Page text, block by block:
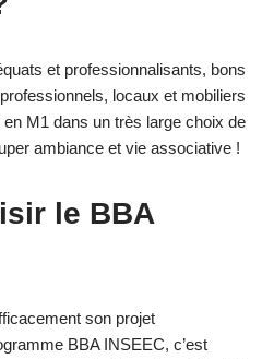
et professionnalisants, bons
locaux et mobiliers
en M1 dans un très large choix de
ambiance et vie associative !
le BBA
son projet
BBA INSEEC, c’est